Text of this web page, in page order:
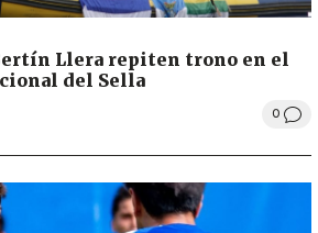
Llera repiten trono en el
del Sella
0